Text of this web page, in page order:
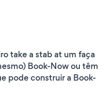
take a stab at um faça
Book-Now ou têm
pode construir a Book-